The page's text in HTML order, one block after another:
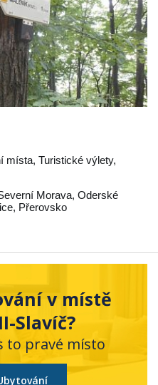
místa, Turistické výlety,
Morava, Oderské
, Přerovsko
v místě
Slavíč?
to pravé místo